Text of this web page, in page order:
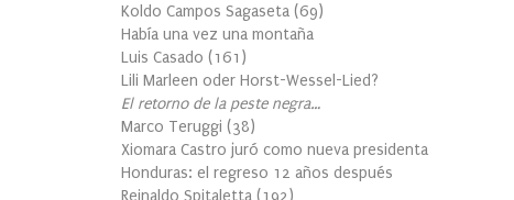
Koldo Campos Sagaseta (69)
Había una vez una montaña
Luis Casado (161 )
Lili Marleen oder Horst-Wessel-Lied?
El retorno de la peste negra…
Marco Teruggi (38)
Xiomara Castro juró como nueva presidenta
Honduras: el regreso 12 años después